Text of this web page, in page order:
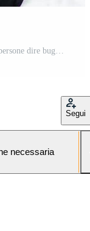
Segui
necessaria